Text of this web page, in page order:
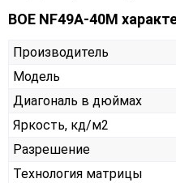
BOE NF49A-40M
Производитель
Модель
Диагональ в дюймах
Яркость, кд/м2
Разрешение
Технология матрицы